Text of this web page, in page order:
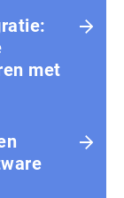
met